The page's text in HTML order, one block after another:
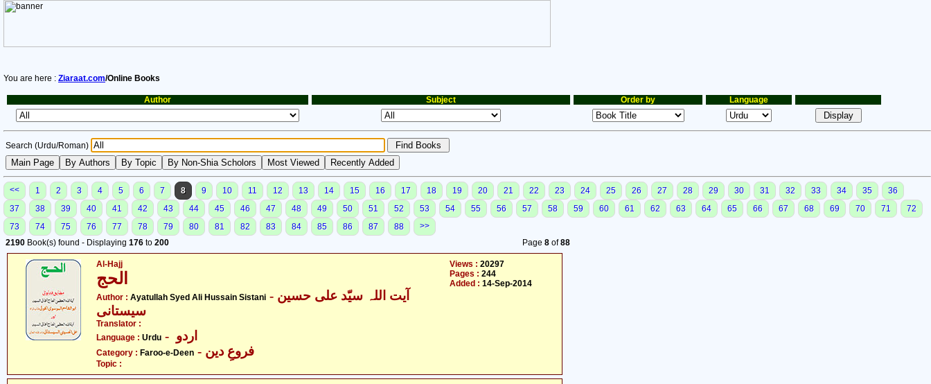
You are here : Ziaraat.com/Online Books
Author Subject Order by Language
Search (Urdu/Roman)
<< 1 2 3 4 5 6 7 8 9 10 11 12 13 14 15 16 17 18 19 20 21 22 23 24 25 26 27 28 29 30 31 32 33 34 35
36
37
38 39 40 41 42 43 44 45 46 47 48 49 50 51 52 53 54 55 56 57 58 59 60 61 62 63 64 65 66 67 68 69 70 71
72
73
74 75 76 77 78 79 80 81 82 83 84 85 86 87 88
>>
2190 Book(s) found - Displaying 176 to 200 Page 8 of88
Al-Hajj
الحج
Author : Ayatullah Syed Ali Hussain Sistani - آیت اللہ سیّد علی حسین
سیستانی
Translator :
Language : Urdu
Category : Faroo-e-Deen - فروعِ دین
Topic :
Views : 20297
Pages : 244
Added : 14-Sep-2014